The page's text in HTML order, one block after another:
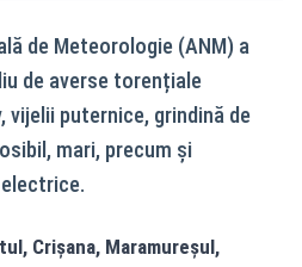
de Meteorologie (ANM) a
de averse torențiale
puternice, grindină de
mari, precum și
Crișana, Maramureșul,